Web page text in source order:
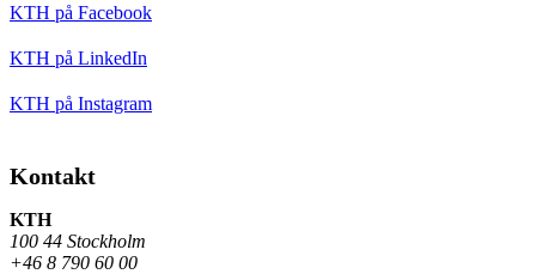
KTH på Facebook
KTH på LinkedIn
KTH på Instagram
Kontakt
KTH
100 44 Stockholm
+46 8 790 60 00